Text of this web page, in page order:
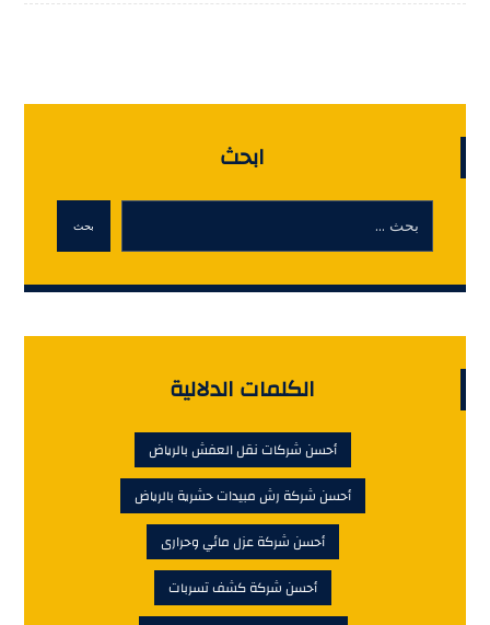
ابحث
بحث
الكلمات الدلالية
أحسن شركات نقل العفش بالرياض
أحسن شركة رش مبيدات حشرية بالرياض
أحسن شركة عزل مائي وحرارى
أحسن شركة كشف تسربات